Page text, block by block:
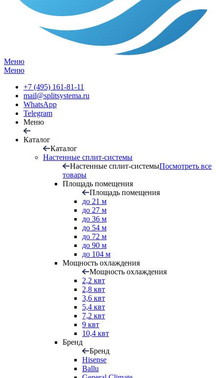
Меню
Меню
+7 (495) 161-81-11
mail@splitsystema.ru
WhatsApp
Telegram
Меню
Каталог
Каталог
Настенные сплит-системы
Настенные сплит-системыПосмотреть все
товары
Площадь помещения
Площадь помещения
до 21 м
до 27 м
до 36 м
до 54 м
до 72 м
до 90 м
до 104 м
Мощность охлаждения
Мощность охлаждения
2,2 квт
2,8 квт
3,6 квт
5,4 квт
7,2 квт
9 квт
10,4 квт
Бренд
Бренд
Hisense
Ballu